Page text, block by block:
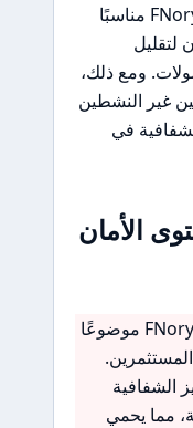
بشكل عام، يعتبر هيكل تكاليف FNory مناسبًا
لتقليل
ومع ذلك،
غير النشطين
في
الأمان
تعتبر البيئة التنظيمية للوسيط FNory موضوعًا
الشفافية
مما يحمي